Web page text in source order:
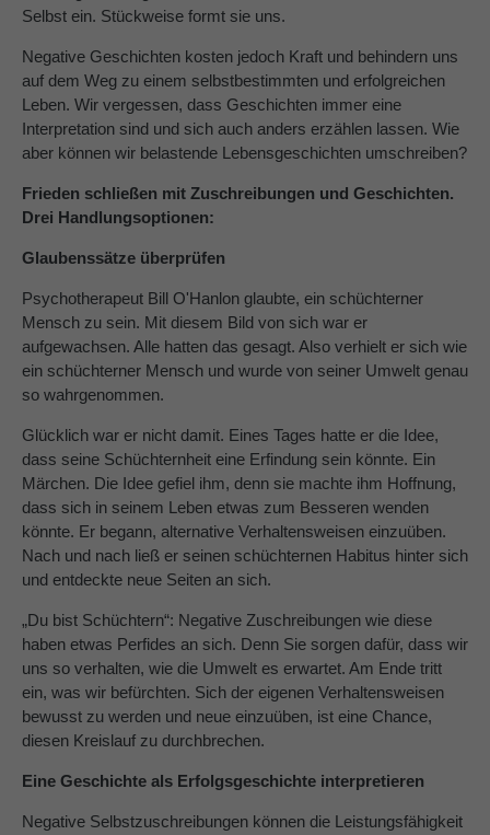
Selbst ein. Stückweise formt sie uns.
Negative Geschichten kosten jedoch Kraft und behindern uns
auf dem Weg zu einem selbstbestimmten und erfolgreichen
Leben. Wir vergessen, dass Geschichten immer eine
Interpretation sind und sich auch anders erzählen lassen. Wie
aber können wir belastende Lebensgeschichten umschreiben?
Frieden schließen mit Zuschreibungen und Geschichten.
Drei Handlungsoptionen:
Glaubenssätze überprüfen
Psychotherapeut Bill O'Hanlon glaubte, ein schüchterner
Mensch zu sein. Mit diesem Bild von sich war er
aufgewachsen. Alle hatten das gesagt. Also verhielt er sich wie
ein schüchterner Mensch und wurde von seiner Umwelt genau
so wahrgenommen.
Glücklich war er nicht damit. Eines Tages hatte er die Idee,
dass seine Schüchternheit eine Erfindung sein könnte. Ein
Märchen. Die Idee gefiel ihm, denn sie machte ihm Hoffnung,
dass sich in seinem Leben etwas zum Besseren wenden
könnte. Er begann, alternative Verhaltensweisen einzuüben.
Nach und nach ließ er seinen schüchternen Habitus hinter sich
und entdeckte neue Seiten an sich.
„Du bist Schüchtern“: Negative Zuschreibungen wie diese
haben etwas Perfides an sich. Denn Sie sorgen dafür, dass wir
uns so verhalten, wie die Umwelt es erwartet. Am Ende tritt
ein, was wir befürchten. Sich der eigenen Verhaltensweisen
bewusst zu werden und neue einzuüben, ist eine Chance,
diesen Kreislauf zu durchbrechen.
Eine Geschichte als Erfolgsgeschichte interpretieren
Negative Selbstzuschreibungen können die Leistungsfähigkeit